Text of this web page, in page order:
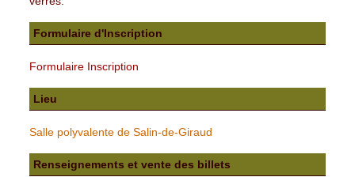
Formulaire d'Inscription
Formulaire Inscription
Lieu
Salle polyvalente de Salin-de-Giraud
Renseignements et vente des billets